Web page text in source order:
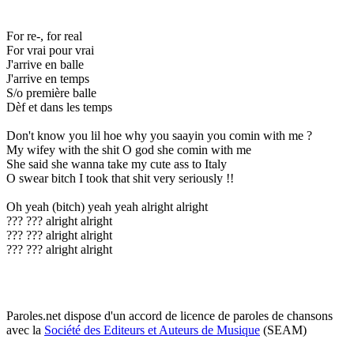
For re-, for real
For vrai pour vrai
J'arrive en balle
J'arrive en temps
S/o première balle
Dèf et dans les temps
Don't know you lil hoe why you saayin you comin with me ?
My wifey with the shit O god she comin with me
She said she wanna take my cute ass to Italy
O swear bitch I took that shit very seriously !!
Oh yeah (bitch) yeah yeah alright alright
??? ??? alright alright
??? ??? alright alright
??? ??? alright alright
Paroles.net dispose d'un accord de licence de paroles de chansons
avec la Société des Editeurs et Auteurs de Musique (SEAM)